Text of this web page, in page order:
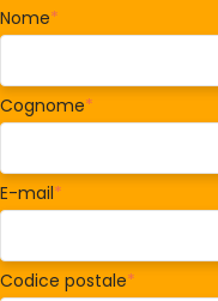
Nome*
Cognome*
E-mail*
Codice postale*